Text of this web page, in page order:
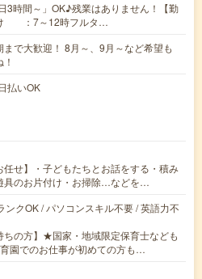
3時間～」OK♪残業はありません！【勤
：7～12時フルタ…
まで大歓迎！ 8月～、9月～など希望も
払いOK
任せ】・子どもたちとお話をする・積み
具のお片付け・お掃除…などを…
ンクOK / パソコンスキル不要 / 英語力不
ちの方】★国家・地域限定保育士なども
園でのお仕事が初めての方も…